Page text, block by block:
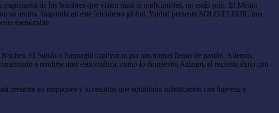
de los hombres que visten túnicas tradicionales, no estás solo. El Medio
su aroma. Inspirada en este fenómeno global, Yanbal presenta SOLO ELIXIR, una
memorable.
El Sultán o Fatmagül cautivaron por sus tramas llenas de pasión Además,
a rendirse ante esta estética, como lo demuestra Azizam, el reciente éxito con
presente en empaques y accesorios que equilibran sofisticación con ligereza y